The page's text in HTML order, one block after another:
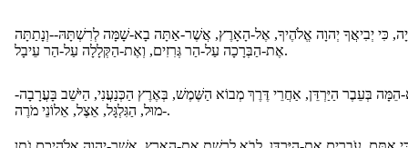
כִּי יְבִיאֲךָ יְהוָה אֱלֹהֶיךָ, אֶל-הָאָרֶץ, אֲשֶׁר-אַתָּה בָא-שָׁמָּה לְרִשְׁתָּהּ--וְנָתַתָּה
אֶת-הַבְּרָכָה עַל-הַר גְּרִזִים, וְאֶת-הַקְּלָלָה עַל-הַר עֵיבָל.
בְּעֵבֶר הַיַּרְדֵּן, אַחֲרֵי דֶּרֶךְ מְבוֹא הַשֶּׁמֶשׁ, בְּאֶרֶץ הַכְּנַעֲנִי, הַיֹּשֵׁב בָּעֲרָבָה-
-מוּל, הַגִּלְגָּל, אֵצֶל, אֵלוֹנֵי מֹרֶה.